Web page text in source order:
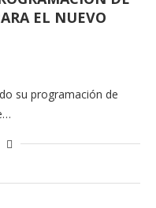
EL NUEVO
su programación de